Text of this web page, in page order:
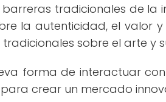
tradicionales de la
la autenticidad, el valor
sobre el arte y
forma de interactuar
crear un mercado